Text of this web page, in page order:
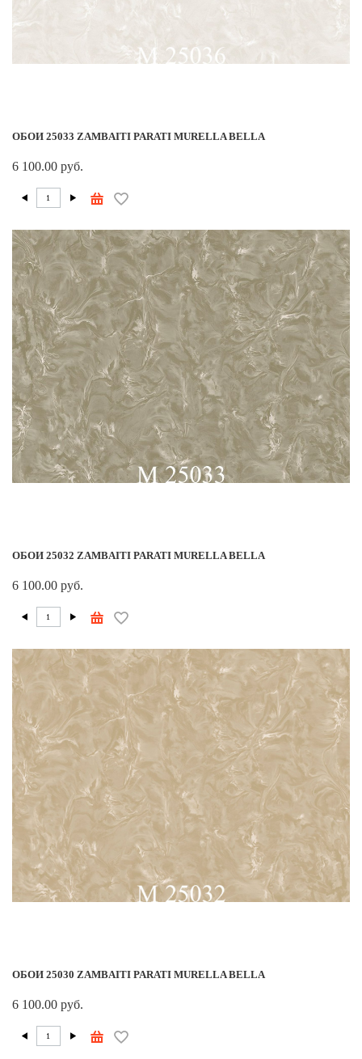
ОБОИ 25033 ZAMBAITI PARATI MURELLA BELLA
6 100.00 руб.
ОБОИ 25032 ZAMBAITI PARATI MURELLA BELLA
6 100.00 руб.
ОБОИ 25030 ZAMBAITI PARATI MURELLA BELLA
6 100.00 руб.